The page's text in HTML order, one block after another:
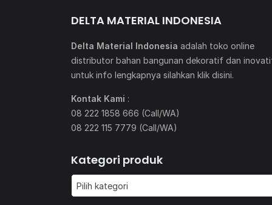
DELTA MATERIAL INDONESIA
Delta Material Indonesia adalah toko online
distributor bahan bangunan dekoratif dan
untuk info lengkapnya silahkan klik disini.
Kontak Kami :
08 222 1858 666 (Call/WA)
08 222 115 7779 (Call/WA)
Kategori produk
Pilih kategori